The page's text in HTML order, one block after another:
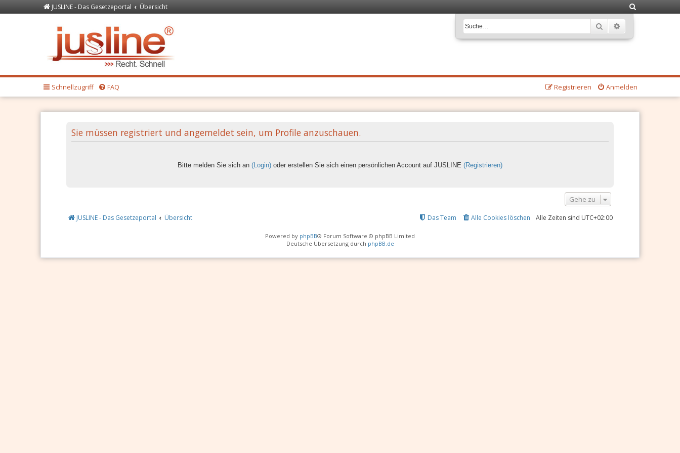
JUSLINE - Das Gesetzeportal Übersicht
Suche
Schnellzugriff FAQ Anmelden
Registrieren
Sie müssen registriert und angemeldet sein, um Profile anzuschauen.
Bitte melden Sie sich an (Login) oder erstellen Sie sich einen persönlichen Account auf JUSLINE (Registrieren)
Gehe zu
JUSLINE - Das Gesetzeportal Übersicht Alle Zeiten sind UTC+02:00
Alle Cookies löschen
Das Team
Powered by phpBB® Forum Software © phpBB Limited
Deutsche Übersetzung durch phpBB.de